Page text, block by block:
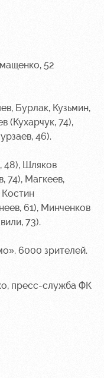
52
Бурлак, Кузьмин,
(Кухарчук, 74),
46).
48), Шляков
74), Магкеев,
61), Минченков
73).
6000 зрителей.
пресс-служба ФК